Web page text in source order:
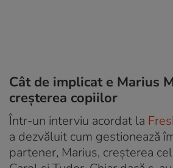
Cât de implicat e Marius
creșterea copiilor
Într-un interviu acordat la
a dezvăluit cum gestionează
partener, Marius, creșterea